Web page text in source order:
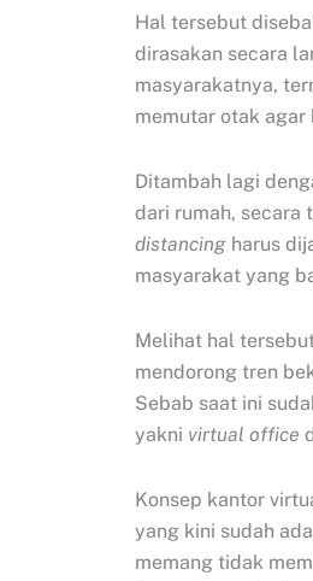
Hal tersebut
dirasakan secara
masyarakatnya,
memutar otak
Ditambah lagi
dari rumah, secara
distancing harus
masyarakat yang
Melihat hal
mendorong tren
Sebab saat ini
yakni virtual office
Konsep kantor
yang kini sudah
memang tidak